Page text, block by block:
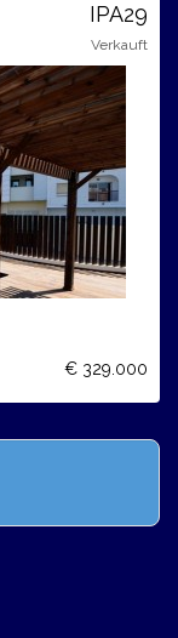
IPA29
Verkauft
€ 329.000